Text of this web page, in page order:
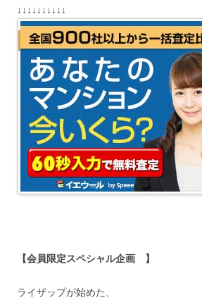
↓↓↓↓↓↓↓↓↓↓
【会員限定スペシャル企画 】
ライザップが始めた、